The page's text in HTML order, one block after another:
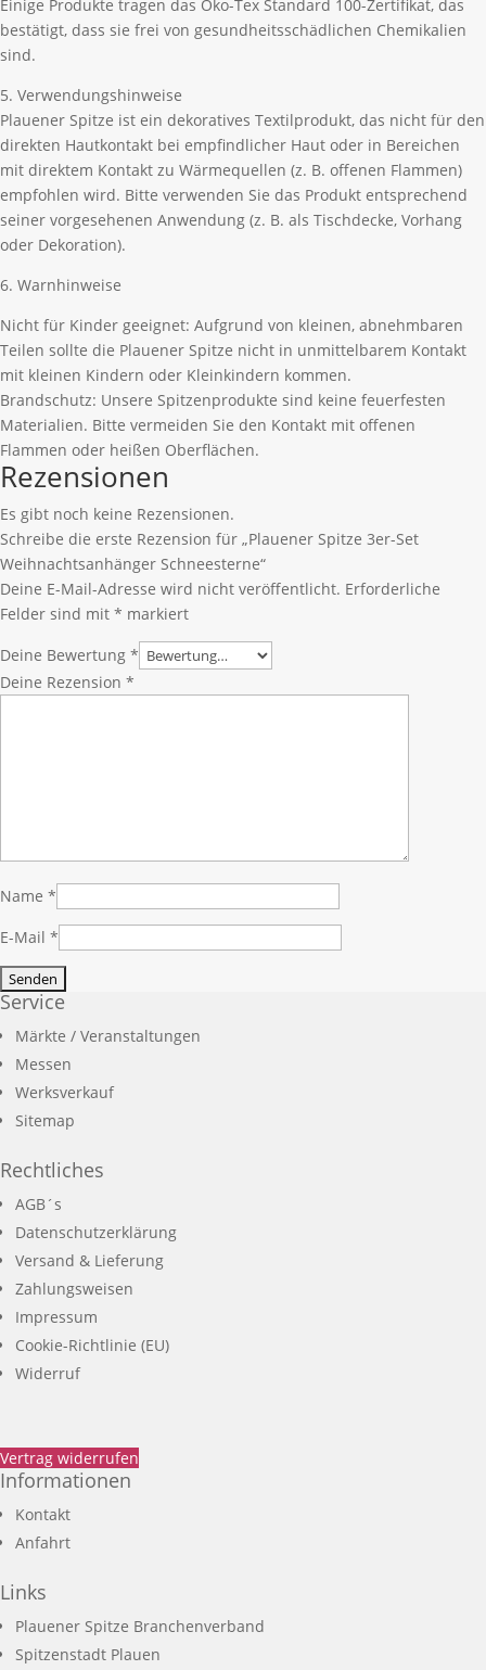
Einige Produkte tragen das Öko-Tex Standard 100-Zertifikat, das
bestätigt, dass sie frei von gesundheitsschädlichen Chemikalien
sind.
5. Verwendungshinweise
Plauener Spitze ist ein dekoratives Textilprodukt, das nicht für den
direkten Hautkontakt bei empfindlicher Haut oder in Bereichen
mit direktem Kontakt zu Wärmequellen (z. B. offenen Flammen)
empfohlen wird. Bitte verwenden Sie das Produkt entsprechend
seiner vorgesehenen Anwendung (z. B. als Tischdecke, Vorhang
oder Dekoration).
6. Warnhinweise
Nicht für Kinder geeignet: Aufgrund von kleinen, abnehmbaren
Teilen sollte die Plauener Spitze nicht in unmittelbarem Kontakt
mit kleinen Kindern oder Kleinkindern kommen.
Brandschutz: Unsere Spitzenprodukte sind keine feuerfesten
Materialien. Bitte vermeiden Sie den Kontakt mit offenen
Flammen oder heißen Oberflächen.
Rezensionen
Es gibt noch keine Rezensionen.
Schreibe die erste Rezension für „Plauener Spitze 3er-Set
Weihnachtsanhänger Schneesterne“
Deine E-Mail-Adresse wird nicht veröffentlicht. Erforderliche
Felder sind mit * markiert
Deine Bewertung *
Deine Rezension *
Name *
E-Mail *
Service
Märkte / Veranstaltungen
Messen
Werksverkauf
Sitemap
Rechtliches
AGB´s
Datenschutzerklärung
Versand & Lieferung
Zahlungsweisen
Impressum
Cookie-Richtlinie (EU)
Widerruf
Vertrag widerrufen
Informationen
Kontakt
Anfahrt
Links
Plauener Spitze Branchenverband
Spitzenstadt Plauen